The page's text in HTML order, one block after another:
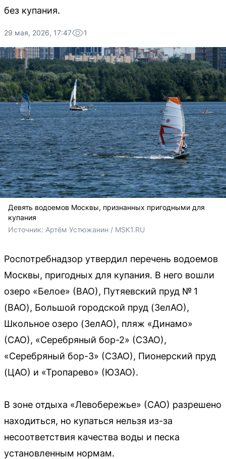
без купания.
29 мая, 2026, 17:47 1
Девять водоемов Москвы, признанных пригодными для
купания
Источник: Артём Устюжанин / MSK1.RU
Роспотребнадзор утвердил перечень водоемов
Москвы, пригодных для купания. В него вошли
озеро «Белое» (ВАО), Путяевский пруд № 1
(ВАО), Большой городской пруд (ЗелАО),
Школьное озеро (ЗелАО), пляж «Динамо»
(САО), «Серебряный бор-2» (СЗАО),
«Серебряный бор-3» (СЗАО), Пионерский пруд
(ЦАО) и «Тропарево» (ЮЗАО).
В зоне отдыха «Левобережье» (САО) разрешено
находиться, но купаться нельзя из-за
несоответствия качества воды и песка
установленным нормам.